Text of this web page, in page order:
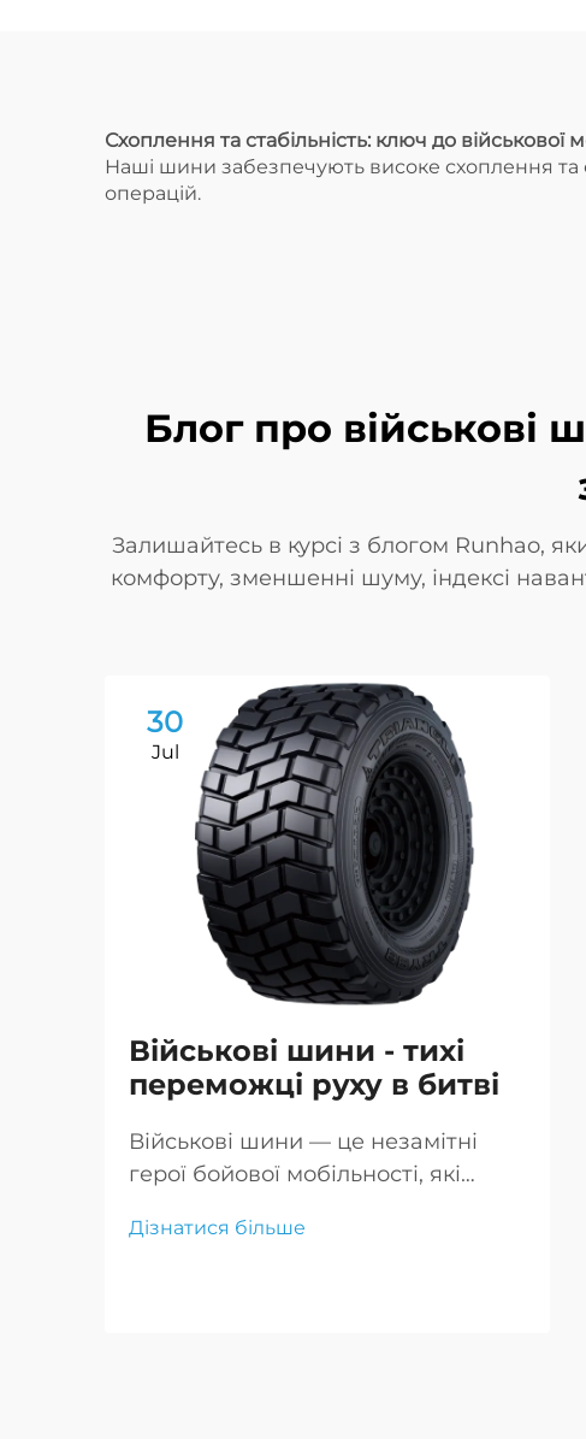
Схоплення та стабільність: ключ до військової
Наші шини забезпечують високе схоплення та
операцій.
Блог про військові
Залишайтесь в курсі з блогом Runhao,
комфорту, зменшенні шуму, індексі
30
Jul
Військові шини - тихі
переможці руху в битві
Військові шини — це незамітні
герої бойової мобільності, які
транспорту по складних теренах
Дізнатися більше